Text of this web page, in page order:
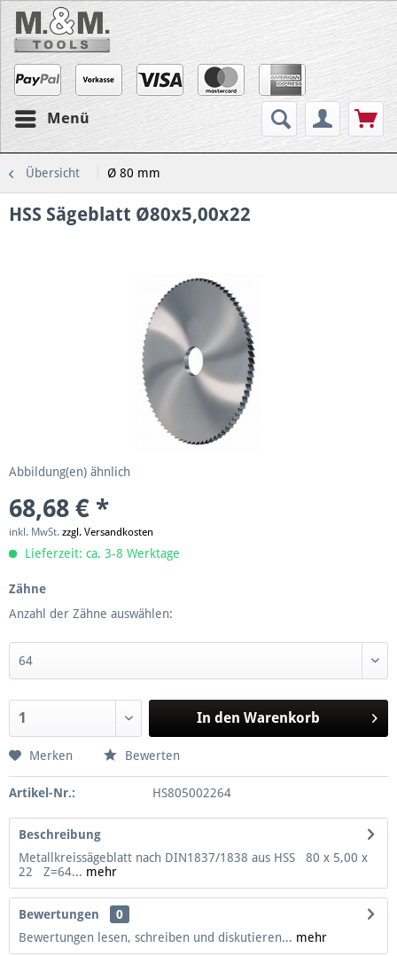
Menü
Übersicht Ø 80 mm
HSS Sägeblatt Ø80x5,00x22
Abbildung(en) ähnlich
68,68 € *
inkl. MwSt. zzgl. Versandkosten
Lieferzeit: ca. 3-8 Werktage
Zähne
Anzahl der Zähne auswählen:
In den Warenkorb
Merken Bewerten
Artikel-Nr.: HS805002264
Beschreibung
Metallkreissägeblatt nach DIN1837/1838 aus HSS 80 x 5,00 x
22 Z=64... mehr
Bewertungen
0
Bewertungen lesen, schreiben und diskutieren... mehr